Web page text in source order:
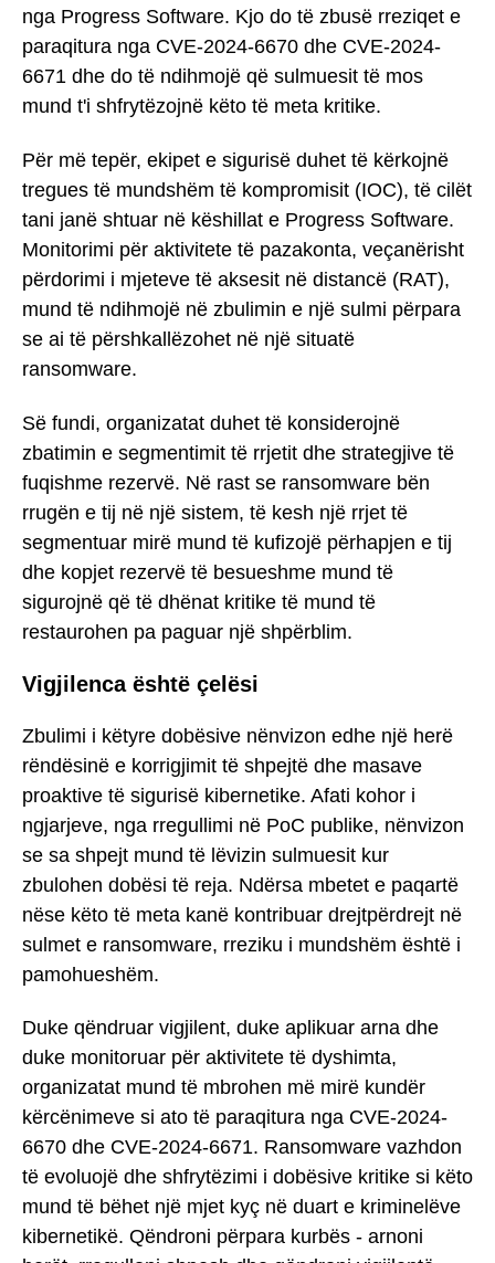
nga Progress Software. Kjo do të zbusë rreziqet e
paraqitura nga CVE-2024-6670 dhe CVE-2024-
6671 dhe do të ndihmojë që sulmuesit të mos
mund t'i shfrytëzojnë këto të meta kritike.
Për më tepër, ekipet e sigurisë duhet të kërkojnë
tregues të mundshëm të kompromisit (IOC), të cilët
tani janë shtuar në këshillat e Progress Software.
Monitorimi për aktivitete të pazakonta, veçanërisht
përdorimi i mjeteve të aksesit në distancë (RAT),
mund të ndihmojë në zbulimin e një sulmi përpara
se ai të përshkallëzohet në një situatë
ransomware.
Së fundi, organizatat duhet të konsiderojnë
zbatimin e segmentimit të rrjetit dhe strategjive të
fuqishme rezervë. Në rast se ransomware bën
rrugën e tij në një sistem, të kesh një rrjet të
segmentuar mirë mund të kufizojë përhapjen e tij
dhe kopjet rezervë të besueshme mund të
sigurojnë që të dhënat kritike të mund të
restaurohen pa paguar një shpërblim.
Vigjilenca është çelësi
Zbulimi i këtyre dobësive nënvizon edhe një herë
rëndësinë e korrigjimit të shpejtë dhe masave
proaktive të sigurisë kibernetike. Afati kohor i
ngjarjeve, nga rregullimi në PoC publike, nënvizon
se sa shpejt mund të lëvizin sulmuesit kur
zbulohen dobësi të reja. Ndërsa mbetet e paqartë
nëse këto të meta kanë kontribuar drejtpërdrejt në
sulmet e ransomware, rreziku i mundshëm është i
pamohueshëm.
Duke qëndruar vigjilent, duke aplikuar arna dhe
duke monitoruar për aktivitete të dyshimta,
organizatat mund të mbrohen më mirë kundër
kërcënimeve si ato të paraqitura nga CVE-2024-
6670 dhe CVE-2024-6671. Ransomware vazhdon
të evoluojë dhe shfrytëzimi i dobësive kritike si këto
mund të bëhet një mjet kyç në duart e kriminelëve
kibernetikë. Qëndroni përpara kurbës - arnoni